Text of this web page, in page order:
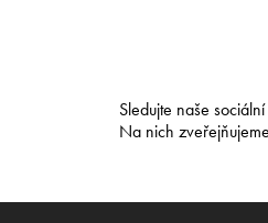
Sledujte naše sociální
Na nich